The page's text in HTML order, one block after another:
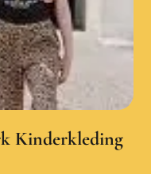
Kinderkleding